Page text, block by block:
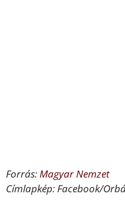
Forrás:Magyar Nemzet
Címlapkép: Facebook/